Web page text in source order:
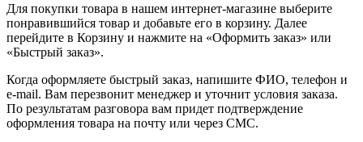
Для покупки товара в нашем интернет-магазине выберите
понравившийся товар и добавьте его в корзину. Далее
перейдите в Корзину и нажмите на «Оформить заказ» или
«Быстрый заказ».
Когда оформляете быстрый заказ, напишите ФИО, телефон и
e-mail. Вам перезвонит менеджер и уточнит условия заказа.
По результатам разговора вам придет подтверждение
оформления товара на почту или через СМС.